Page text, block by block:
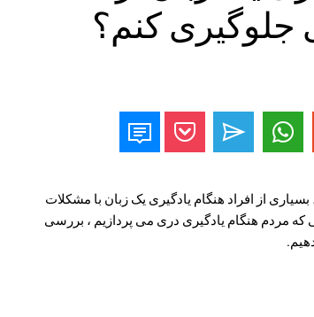
جلوگیری کنم؟
از افراد هنگام یادگیری یک زبان با مشکلات
که مردم هنگام یادگیری دری می پردازیم ، بررسی